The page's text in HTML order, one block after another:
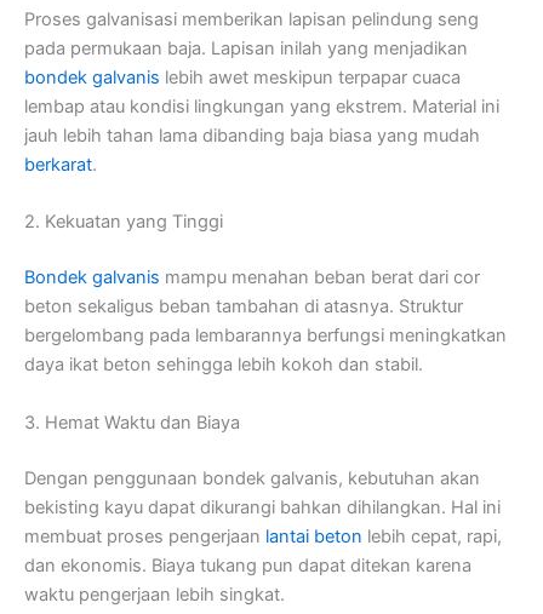
Proses galvanisasi memberikan lapisan pelindung seng
pada permukaan baja. Lapisan inilah yang menjadikan
bondek galvanis lebih awet meskipun terpapar cuaca
lembap atau kondisi lingkungan yang ekstrem. Material ini
jauh lebih tahan lama dibanding baja biasa yang mudah
berkarat.
2. Kekuatan yang Tinggi
Bondek galvanis mampu menahan beban berat dari cor
beton sekaligus beban tambahan di atasnya. Struktur
bergelombang pada lembarannya berfungsi meningkatkan
daya ikat beton sehingga lebih kokoh dan stabil.
3. Hemat Waktu dan Biaya
Dengan penggunaan bondek galvanis, kebutuhan akan
bekisting kayu dapat dikurangi bahkan dihilangkan. Hal ini
membuat proses pengerjaan lantai beton lebih cepat, rapi,
dan ekonomis. Biaya tukang pun dapat ditekan karena
waktu pengerjaan lebih singkat.